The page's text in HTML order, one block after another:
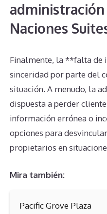
Naciones
Finalmente, la **falta de
sinceridad por parte del
situación. A menudo, la
dispuesta a perder
información errónea o
opciones para
propietarios en
Mira también:
Pacific Grove Plaza